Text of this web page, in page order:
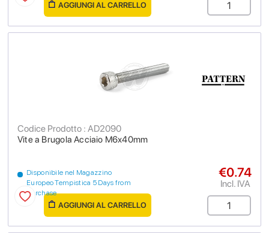
AGGIUNGI AL CARRELLO
Vite a Brugola Acciaio M6x40mm
Codice Prodotto : AD2090
Disponibile nel Magazzino
Europeo Tempistica 5 Days from
purchase
€0.74
Incl. IVA
AGGIUNGI AL CARRELLO